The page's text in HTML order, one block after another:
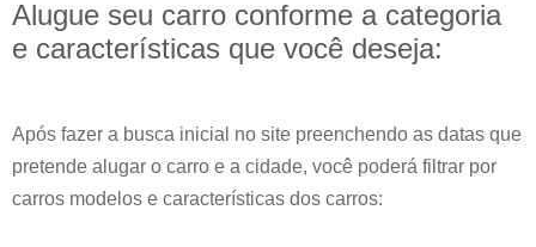
Alugue seu carro conforme a categoria
e características que você deseja:
Após fazer a busca inicial no site preenchendo as datas que
pretende alugar o carro e a cidade, você poderá filtrar por
carros modelos e características dos carros: